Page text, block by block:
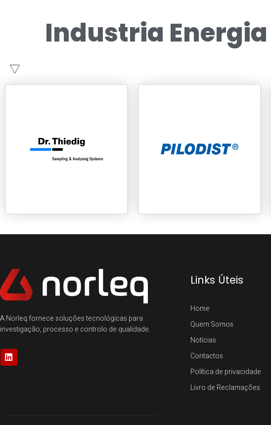
Industria Energia
A Norleq fornece soluções tecnológicas para
investigação, processo e controlo de qualidade.
Links Úteis
Home
Quem Somos
Notícias
Contactos
Política de privacidade
Livro de Reclamações